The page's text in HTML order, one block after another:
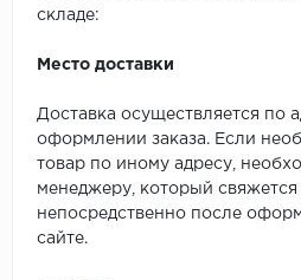
складе:
Место доставки
Доставка осуществляется по
оформлении заказа. Если
товар по иному адресу,
менеджеру, который свяжется
непосредственно после
сайте.